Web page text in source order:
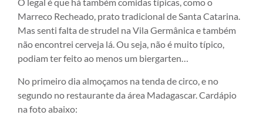
O legal é que há também comidas típicas, como o
Marreco Recheado, prato tradicional de Santa Catarina.
Mas senti falta de strudel na Vila Germânica e também
não encontrei cerveja lá. Ou seja, não é muito típico,
podiam ter feito ao menos um biergarten…
No primeiro dia almoçamos na tenda de circo, e no
segundo no restaurante da área Madagascar. Cardápio
na foto abaixo: